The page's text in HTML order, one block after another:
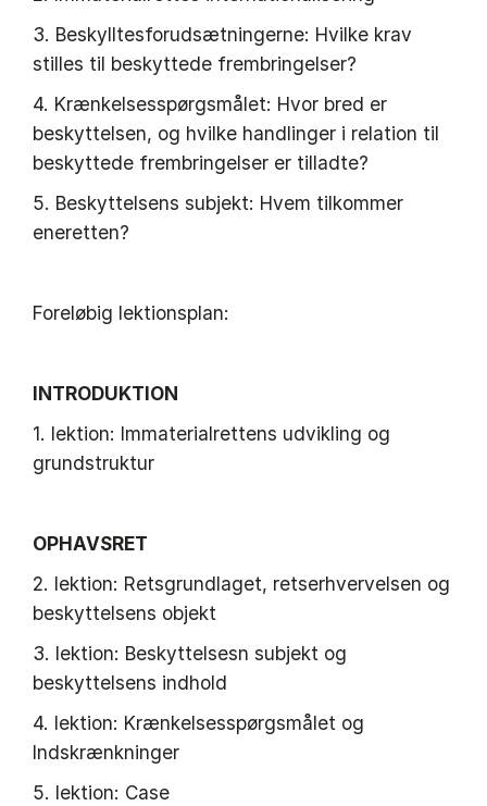
3. Beskylltesforudsætningerne: Hvilke krav
stilles til beskyttede frembringelser?
4. Krænkelsesspørgsmålet: Hvor bred er
beskyttelsen, og hvilke handlinger i relation til
beskyttede frembringelser er tilladte?
5. Beskyttelsens subjekt: Hvem tilkommer
eneretten?
Foreløbig lektionsplan:
INTRODUKTION
1. lektion: Immaterialrettens udvikling og
grundstruktur
OPHAVSRET
2. lektion: Retsgrundlaget, retserhvervelsen og
beskyttelsens objekt
3. lektion: Beskyttelsesn subjekt og
beskyttelsens indhold
4. lektion: Krænkelsesspørgsmålet og
Indskrænkninger
5. lektion: Case